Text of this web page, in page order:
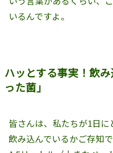
いるんですよ。
ハッとする事実！飲
った菌」
皆さんは、私たちが1日
飲み込んでいるかご存知